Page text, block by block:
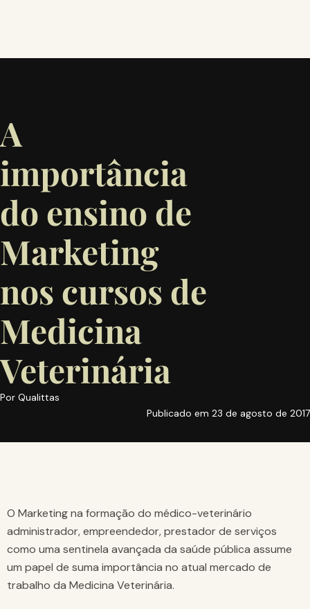
A
importância
do ensino de
Marketing
nos cursos de
Medicina
Veterinária
Por Qualittas
Publicado em 23 de agosto de 2017
O Marketing na formação do médico-veterinário
administrador, empreendedor, prestador de serviços
como uma sentinela avançada da saúde pública assume
um papel de suma importância no atual mercado de
trabalho da Medicina Veterinária.